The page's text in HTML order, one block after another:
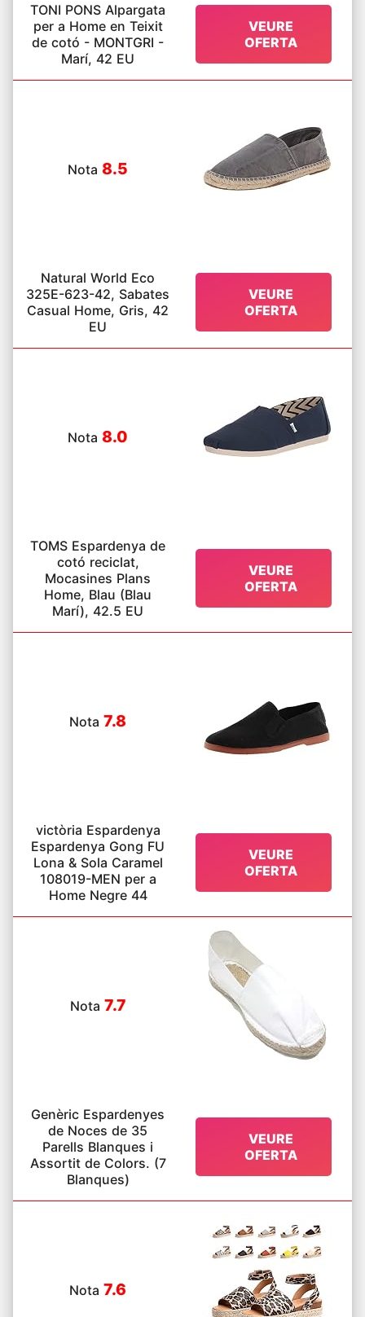
TONI PONS Alpargata
per a Home en Teixit
de cotó - MONTGRI -
Marí, 42 EU
VEURE
OFERTA
Nota 8.5
Natural World Eco
325E-623-42, Sabates
Casual Home, Gris, 42
EU
VEURE
OFERTA
Nota 8.0
TOMS Espardenya de
cotó reciclat,
Mocasines Plans
Home, Blau (Blau
Marí), 42.5 EU
VEURE
OFERTA
Nota 7.8
victòria Espardenya
Espardenya Gong FU
Lona & Sola Caramel
108019-MEN per a
Home Negre 44
VEURE
OFERTA
Nota 7.7
Genèric Espardenyes
de Noces de 35
Parells Blanques i
Assortit de Colors. (7
Blanques)
VEURE
OFERTA
Nota 7.6